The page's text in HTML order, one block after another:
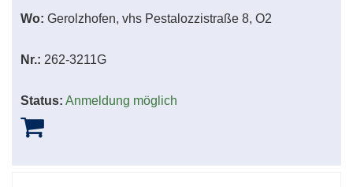
Wo: Gerolzhofen, vhs Pestalozzistraße 8, O2
Nr.: 262-3211G
Status: Anmeldung möglich